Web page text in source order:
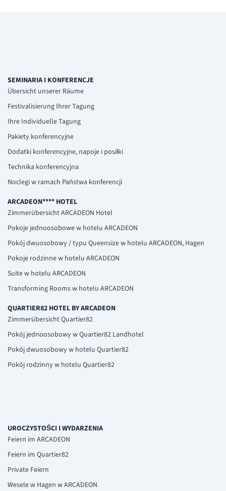
SEMINARIA I KONFERENCJE
Übersicht unserer Räume
Festivalisierung Ihrer Tagung
Ihre Individuelle Tagung
Pakiety konferencyjne
Dodatki konferencyjne, napoje i posiłki
Technika konferencyjna
Noclegi w ramach Państwa konferencji
ARCADEON**** HOTEL
Zimmerübersicht ARCADEON Hotel
Pokoje jednoosobowe w hotelu ARCADEON
Pokój dwuosobowy / typu Queensize w hotelu ARCADEON, Hagen
Pokoje rodzinne w hotelu ARCADEON
Suite w hotelu ARCADEON
Transforming Rooms w hotelu ARCADEON
QUARTIER82 HOTEL BY ARCADEON
Zimmerübersicht Quartier82
Pokój jednoosobowy w Quartier82 Landhotel
Pokój dwuosobowy w hotelu Quartier82
Pokój rodzinny w hotelu Quartier82
UROCZYSTOŚCI I WYDARZENIA
Feiern im ARCADEON
Feiern im Quartier82
Private Feiern
Wesele w Hagen w ARCADEON